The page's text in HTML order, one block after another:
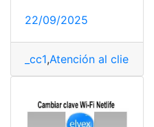
22/09/2025
_cc1,Atención al cliente